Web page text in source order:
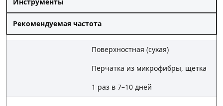
Рекомендуемая частота
Поверхностная (сухая)
Перчатка из микрофибры, щетка
1 раз в 7–10 дней